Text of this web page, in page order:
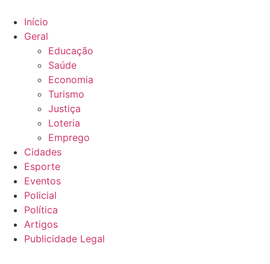
para
conteúdo
Início
Geral
Educação
Saúde
Economia
Turismo
Justiça
Loteria
Emprego
Cidades
Esporte
Eventos
Policial
Política
Artigos
Publicidade Legal